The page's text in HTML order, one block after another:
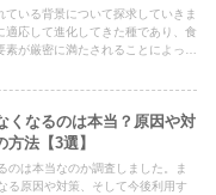
いる背景について探求していきま
応して進化してきた種であり、食
が厳密に満たされることによって
くなるのは本当？原因や対
法【3選】
のは本当なのか調査しました。ま
る原因や対策、そして今後利用す